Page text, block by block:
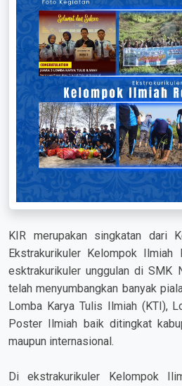
KIR merupakan singkatan dari
Ekstrakurikuler Kelompok Ilmiah
esktrakurikuler unggulan di SMK
telah menyumbangkan banyak
Lomba Karya Tulis Ilmiah (KTI),
Poster Ilmiah baik ditingkat
maupun internasional.
Di ekstrakurikuler Kelompok